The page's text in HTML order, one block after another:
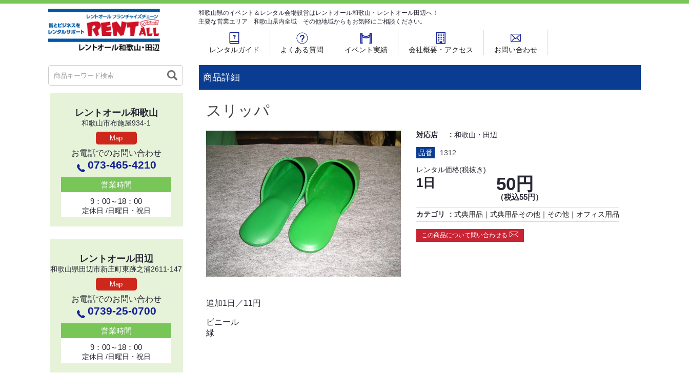
和歌山県のイベント＆レンタル会場設営はレントオール和歌山・レントオール田辺へ！
主要な営業エリア 和歌山県内全域 その他地域からもお気軽にご相談ください。
レンタルガイド よくある質問 イベント実績 会社概要・アクセス お問い合わせ
レントオール和歌山
和歌山市布施屋934-1
Map
お電話でのお問い合わせ
073-465-4210
営業時間
9：00～18：00
定休日 /日曜日・祝日
レントオール田辺
和歌山県田辺市新庄町東跡之浦2611-147
Map
お電話でのお問い合わせ
0739-25-0700
営業時間
9：00～18：00
定休日 /日曜日・祝日
商品詳細
スリッパ
対応店 和歌山・田辺
品番 1312
レンタル価格(税抜き)
1日 50円
（税込55円）
カテゴリ 式典用品 ｜ 式典用品その他 ｜ その他 ｜ オフィス用品
この商品について問い合わせる
追加1日／11円
ビニール
緑